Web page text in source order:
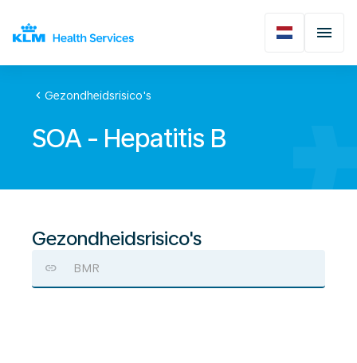
chevron_left Gezondheidsrisico's
SOA - Hepatitis B
Gezondheidsrisico's
BMR
SOA